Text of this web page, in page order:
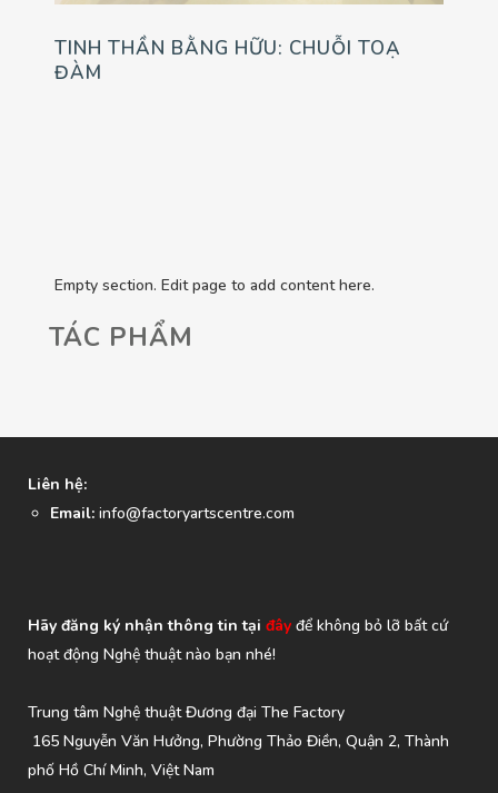
TINH THẦN BẰNG HỮU: CHUỖI TOẠ
ĐÀM
Empty section. Edit page to add content here.
TÁC PHẨM
Liên hệ:
Email: info@factoryartscentre.com
Hãy đăng ký nhận thông tin tại đây để không bỏ lỡ bất cứ
hoạt động Nghệ thuật nào bạn nhé!
Trung tâm Nghệ thuật Đương đại The Factory
165 Nguyễn Văn Hưởng, Phường Thảo Điền, Quận 2, Thành
phố Hồ Chí Minh, Việt Nam